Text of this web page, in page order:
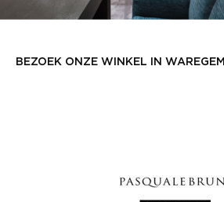
BEZOEK ONZE WINKEL IN WAREGEM